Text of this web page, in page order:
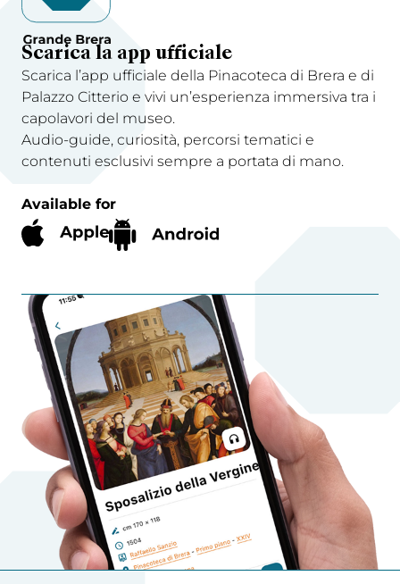
Scarica la app ufficiale
Scarica l’app ufficiale della Pinacoteca di Brera e di
Palazzo Citterio e vivi un’esperienza immersiva tra i
capolavori del museo.
Audio-guide, curiosità, percorsi tematici e
contenuti esclusivi sempre a portata di mano.
Available for